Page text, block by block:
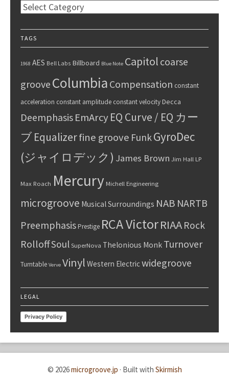
Categories
TAGS
1968 AES Bell Labs Billboard Blue Note Capitol coarse
groove Columbia Compensation constant
acceleration constant amplitude constant velocityDecca
Deemphasis EmArcyEQ Curve / EQ カー
ブEqualizerfine groove FunkGyroDec
(ジャイロデック) James Brown Jim Hall LP
Max Roach Mercury Michell Engineering
microgroove Musical Surroundings NAB NARTB
PreemphasisPrestige RCA VictorRIAA Rock
RolloffSoul SuperNova Thelonious Monk Turnover
Turntable Verve Vinyl Western Electricwidegroove
LEGAL
Privacy Policy
© 2026microgroove.jp · Built with Skirmish